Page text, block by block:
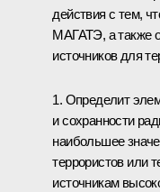
действия с тем,
МАГАТЭ, а также
источников для
1. Определит
и сохранности
наибольшее
террористов или
источникам